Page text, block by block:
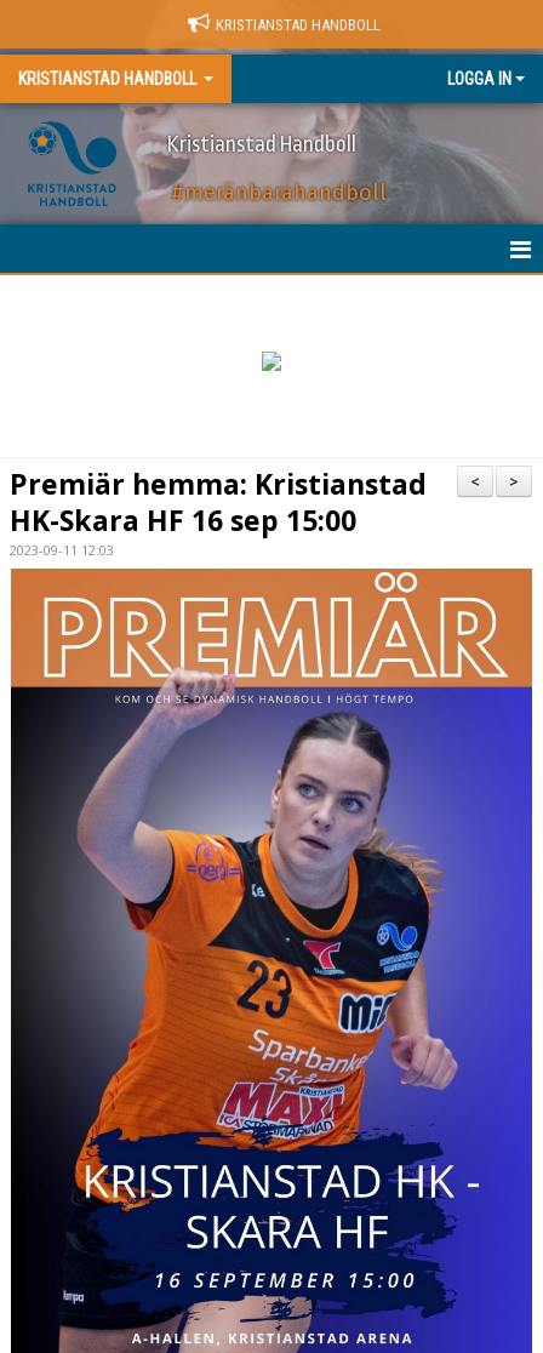
KRISTIANSTAD HANDBOLL
KRISTIANSTAD HANDBOLL LOGGA IN
Kristianstad Handboll
#meränbarahandboll
KALENDER
HANDBOLLSSKOLA
PARTNERSKAP
FÖRENINGEN
>
<
Premiär hemma: Kristianstad
HK-Skara HF 16 sep 15:00
2023-09-11 12:03